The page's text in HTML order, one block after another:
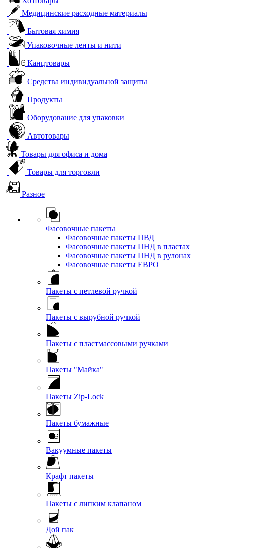
Медицинские расходные материалы
Бытовая химия
Упаковочные ленты и нити
Канцтовары
Средства индивидуальной защиты
Продукты
Оборудование для упаковки
Автотовары
Товары для офиса и дома
Товары для торговли
Разное
Фасовочные пакеты
Фасовочные пакеты ПВД
Фасовочные пакеты ПНД в пластах
Фасовочные пакеты ПНД в рулонах
Фасовочные пакеты ЕВРО
Пакеты с петлевой ручкой
Пакеты с вырубной ручкой
Пакеты с пластмассовыми ручками
Пакеты "Майка"
Пакеты Zip-Lock
Пакеты бумажные
Вакуумные пакеты
Крафт пакеты
Пакеты с липким клапаном
Дой пак